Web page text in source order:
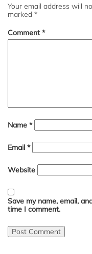
Your email address will
marked *
Comment*
Name *
Email *
Website
Save my name, email,
time I comment.